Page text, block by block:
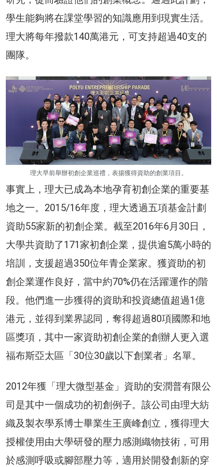
學生能夠將在課堂學習的知識應用到現實生活。
理大將每年撥款140萬港元，可支持超過40支的
團隊。
理大早前舉辦初創企業巡禮，表揚獲得資助的創業項目。
事實上，理大已成為本地孕育初創企業的重要基
地之一。2015/16年度，理大透過五項基金計劃
資助55家新的初創企業。截至2016年6月30日，
大學共資助了171家初創企業，提供逾5萬小時的
培訓，支援超過350位年青企業家。獲資助的初
創企業運作良好，當中約70%仍在活躍運作的階
段。他們進一步獲得的資助和投資總值超過1億
港元，並得到業界認同，奪得超過80項國際和地
區獎項，其中一家資助初創企業的創辦人更入選
福布斯亞太區「30位30歲以下創業者」名單。
2012年獲「理大微型基金」資助的安潤普有限公
司是其中一個成功的初創例子。該公司由理大紡
織及製衣學系博士畢業生王廣峰創立，獲得理大
授權使用由大學研發的壓力感測織物技術，可用
於感測呼吸或腳部壓力等，適用於開發創新的穿